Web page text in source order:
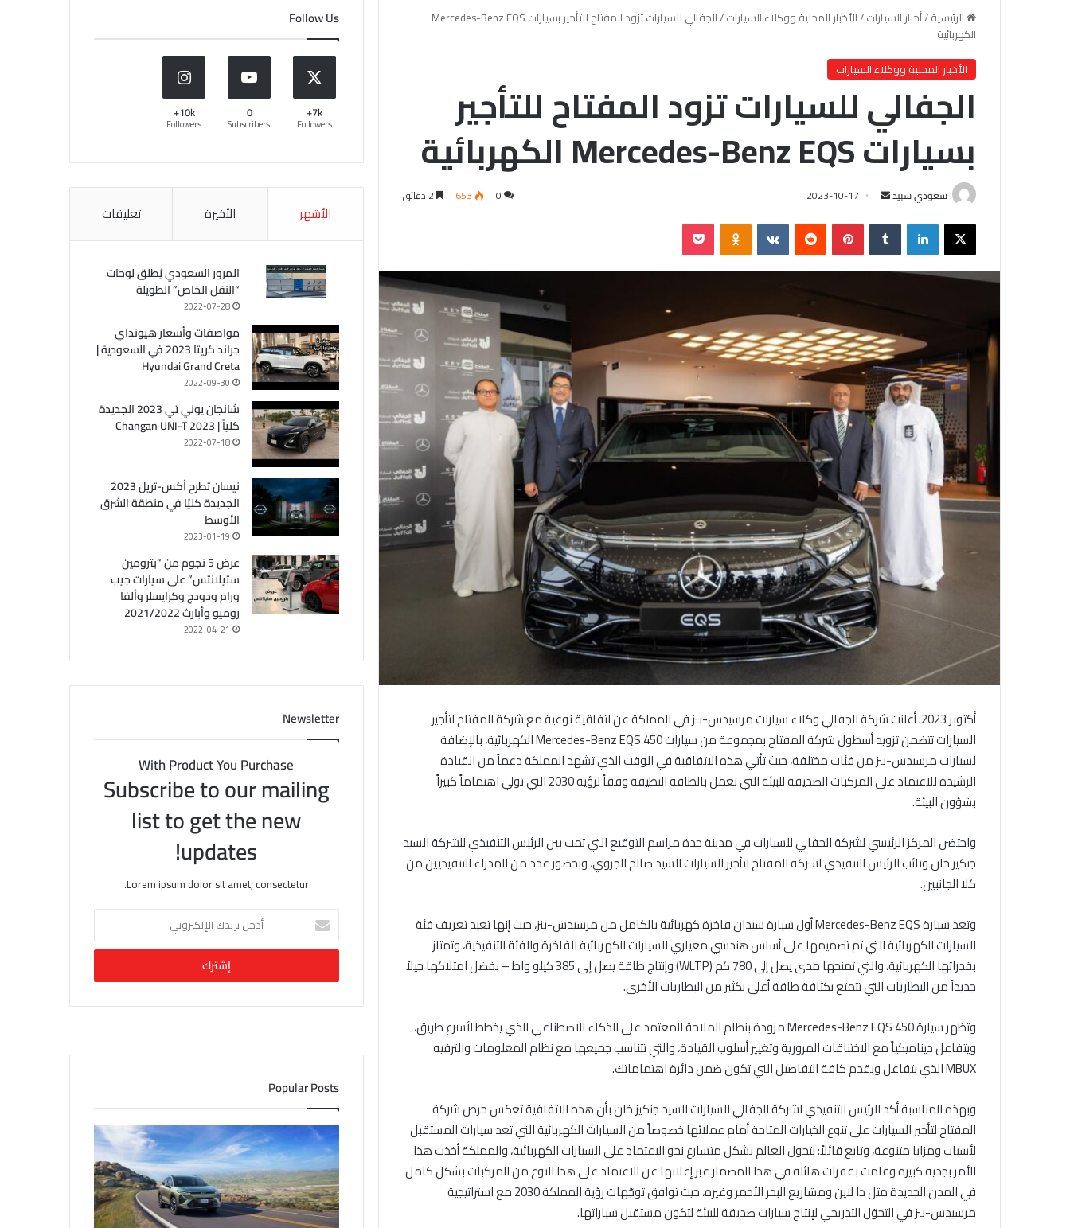
الرئيسية/أخبار السيارات/الأخبار المحلية ووكلاء السيارات/
الجفالي للسيارات تزود المفتاح للتأجير بسيارات Mercedes-Benz EQS
الكهربائية
الأخبار المحلية ووكلاء السيارات
الجفالي للسيارات تزود المفتاح للتأجير
بسيارات Mercedes-Benz EQS الكهربائية
سعودي سبيد
ل
ب
د
ا
إ
ل
ك
ت
و
ن
ي
ا
2023-10-17
0
653
لينكدإن بينتيريست
أكتوبر 2023: أعلنت شركة الجفالي وكلاء سيارات مرسيدس-بنز في المملكة عن اتفاقية نوعية مع شركة المفتاح لتأجير
السيارات تتضمن تزويد أسطول شركة المفتاح بمجموعة من سيارات Mercedes-Benz EQS 450 الكهربائية، بالإضافة
لسيارات مرسيدس-بنز من فئات مختلفة، حيث تأتي هذه الاتفاقية في الوقت الذي تشهد المملكة دعماً من القيادة
الرشيدة للاعتماد على المركبات الصديقة للبيئة التي تعمل بالطاقة النظيفة وفقاً لرؤية 2030 التي تولي اهتماماً كبيراً
بشؤون البيئة.
واحتضن المركز الرئيسي لشركة الجفالي للسيارات في مدينة جدة مراسم التوقيع التي تمت بين الرئيس التنفيذي للشركة السيد
جنكيز خان ونائب الرئيس التنفيذي لشركة المفتاح لتأجير السيارات السيد صالح الجروي، وبحضور عدد من المدراء التنفيذيين من
كلا الجانبين.
وتعد سيارة Mercedes-Benz EQS أول سيارة سيدان فاخرة كهربائية بالكامل من مرسيدس-بنز، حيث إنها تعيد تعريف فئة
السيارات الكهربائية التي تم تصميمها على أساس هندسي معياري للسيارات الكهربائية الفاخرة والفئة التنفيذية، وتمتاز
بقدراتها الكهربائية، والتي تمنحها مدى يصل إلى 780 كم (WLTP) وإنتاج طاقة يصل إلى 385 كيلو واط – بفضل امتلاكها جيلاً
جديداً من البطاريات التي تتمتع بكثافة طاقة أعلى بكثير من البطاريات الأخرى.
وتظهر سيارة Mercedes-Benz EQS 450 مزودة بنظام الملاحة المعتمد على الذكاء الاصطناعي الذي يخطط لأسرع طريق،
ويتفاعل ديناميكياً مع الاختناقات المرورية وتغيير أسلوب القيادة، والتي تتناسب جميعها مع نظام المعلومات والترفيه
MBUX الذي يتفاعل ويقدم كافة التفاصيل التي تكون ضمن دائرة اهتماماتك.
وبهذه المناسبة أكد الرئيس التنفيذي لشركة الجفالي للسيارات السيد جنكيز خان بأن هذه الاتفاقية تعكس حرص شركة
المفتاح لتأجير السيارات على تنوع الخيارات المتاحة أمام عملائها خصوصاً من السيارات الكهربائية التي تعد سيارات المستقبل
لأسباب ومزايا متنوعة، وتابع قائلاً: يتحول العالم بشكل متسارع نحو الاعتماد على السيارات الكهربائية، والمملكة أخذت هذا
الأمر بجدية كبيرة وقامت بقفزات هائلة في هذا المضمار عبر إعلانها عن الاعتماد على هذا النوع من المركبات بشكل كامل
في المدن الجديدة مثل ذا لاين ومشاريع البحر الأحمر وغيره، حيث توافق توجّهات رؤية المملكة 2030 مع استراتيجية
مرسيدس-بنز في التحوّل التدريجي لإنتاج سيارات صديقة للبيئة لتكون مستقبل سياراتها.
Follow Us
7k+
Followers
0
Subscribers
10k+
Followers
الأشهر الأخيرة تعليقات
المرور السعودي يُطلق لوحات
“النقل الخاص” الطويلة
2022-07-28
مواصفات وأسعار هيونداي
جراند كريتا 2023 في السعودية |
Hyundai Grand Creta
2022-09-30
شانجان يوني تي 2023 الجديدة
كلياً | Changan UNI-T 2023
2022-07-18
نيسان تطرح أكس-تريل 2023
الجديدة كليًا في منطقة الشرق
الأوسط
2023-01-19
عرض 5 نجوم من “بترومين
ستيلانتس” على سيارات جيب
ورام ودودج وكرايسلر وألفا
روميو وأبارث 2021/2022
2022-04-21
Newsletter
With Product You Purchase
Subscribe to our mailing
list to get the new
updates!
Lorem ipsum dolor sit amet, consectetur.
خ
ب
ك
ل
ل
ت
ر
و
ن
ي
Popular Posts